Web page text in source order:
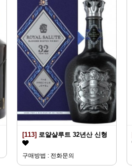
[113] 로얄샬루트 32년산 신형
구매방법 : 전화문의